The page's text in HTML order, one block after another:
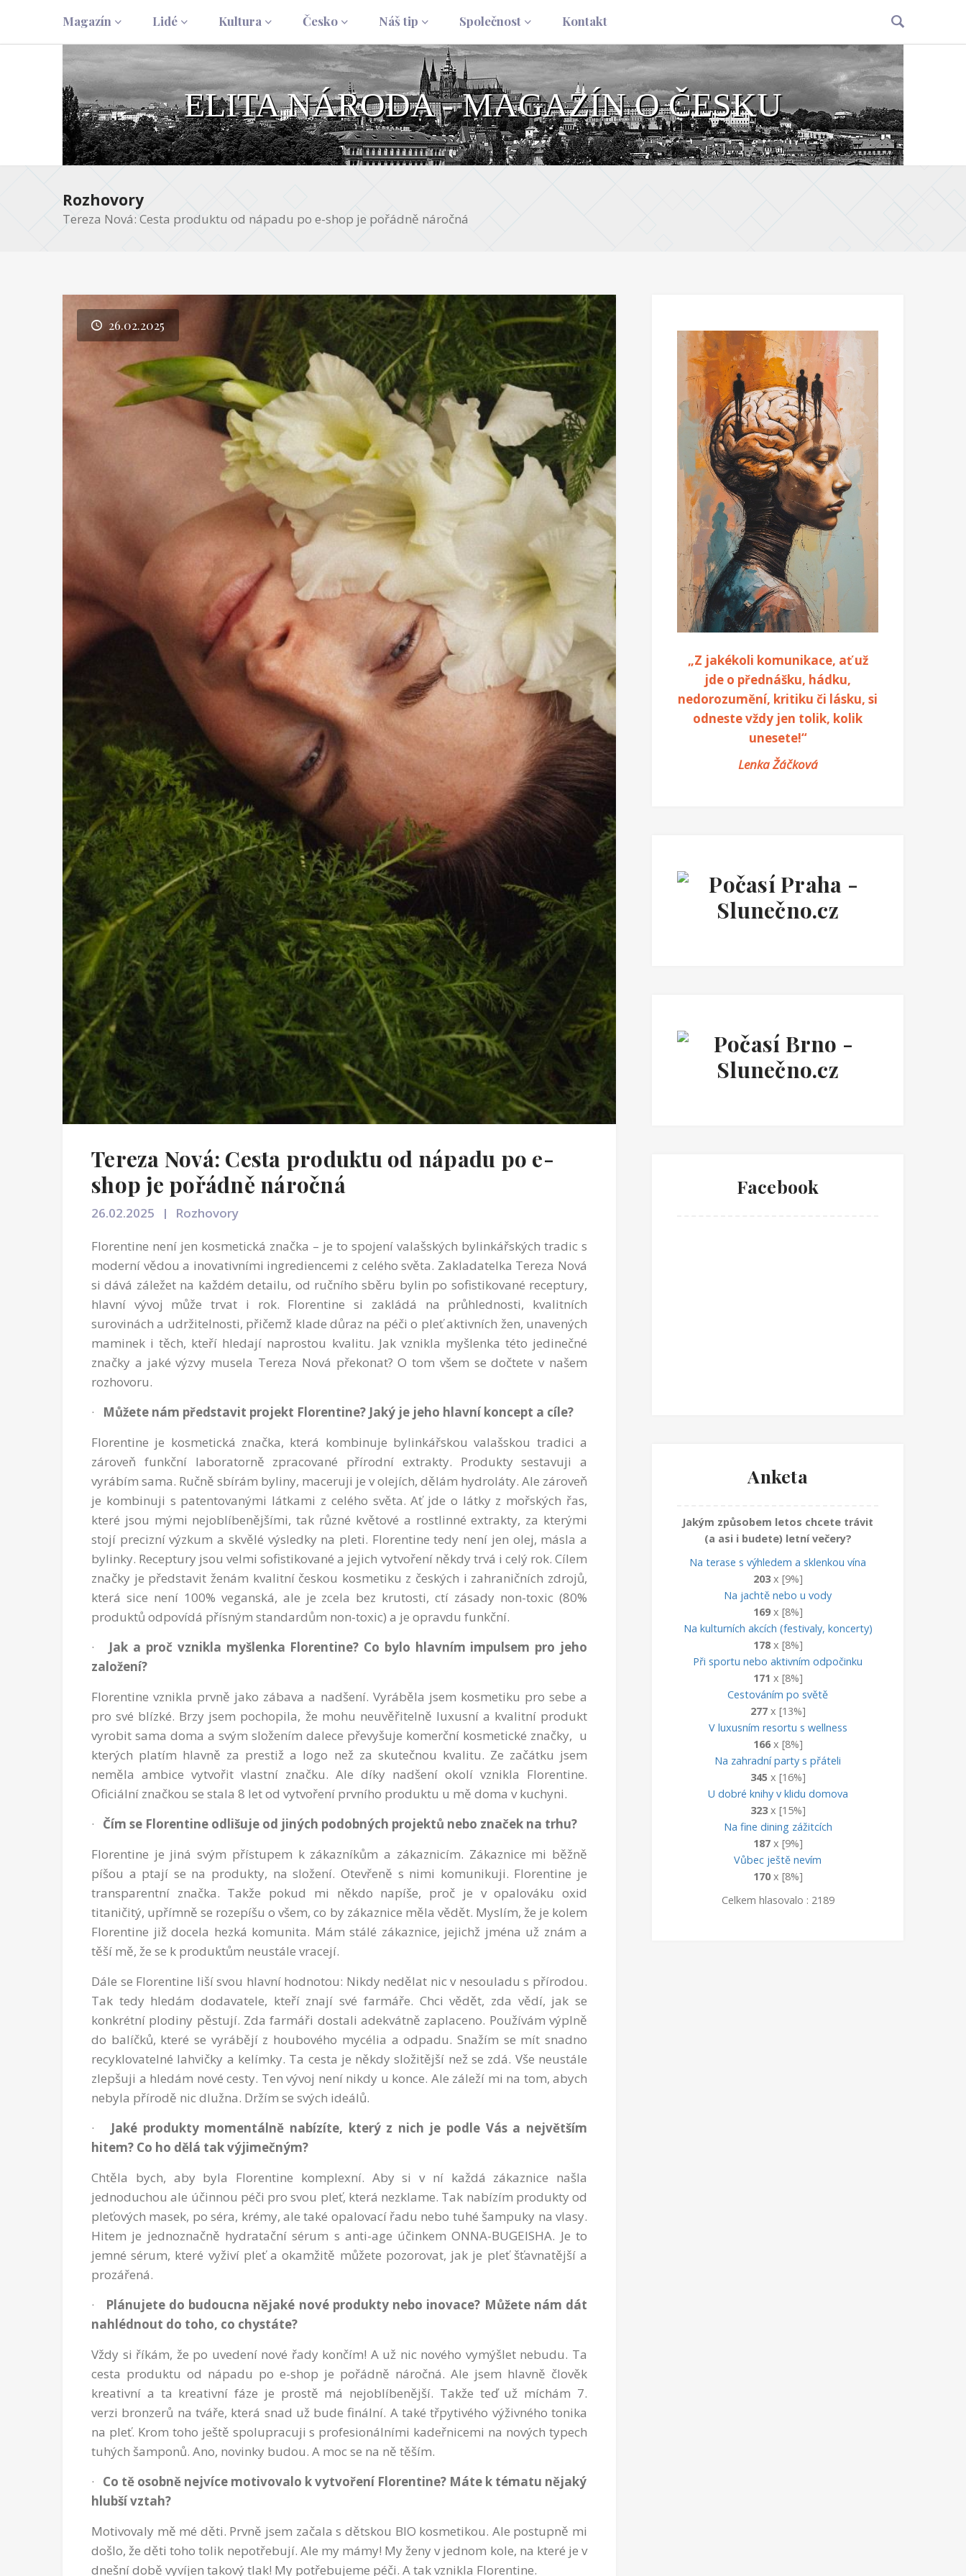
Magazín Lidé Kultura Česko Náš tip Společnost Kontakt
ELITA NÁRODA - MAGAZÍN O ČESKU
Rozhovory
Tereza Nová: Cesta produktu od nápadu po e-shop je pořádně náročná
26.02.2025
Tereza Nová: Cesta produktu od nápadu po e-
shop je pořádně náročná
26.02.2025
Rozhovory
Florentine není jen kosmetická značka – je to spojení valašských bylinkářských tradic s
moderní vědou a inovativními ingrediencemi z celého světa. Zakladatelka Tereza Nová
si dává záležet na každém detailu, od ručního sběru bylin po sofistikované receptury,
hlavní vývoj může trvat i rok. Florentine si zakládá na průhlednosti, kvalitních
surovinách a udržitelnosti, přičemž klade důraz na péči o pleť aktivních žen, unavených
maminek i těch, kteří hledají naprostou kvalitu. Jak vznikla myšlenka této jedinečné
značky a jaké výzvy musela Tereza Nová překonat? O tom všem se dočtete v našem
rozhovoru.
· Můžete nám představit projekt Florentine? Jaký je jeho hlavní koncept a cíle?
Florentine je kosmetická značka, která kombinuje bylinkářskou valašskou tradici a
zároveň funkční laboratorně zpracované přírodní extrakty. Produkty sestavuji a
vyrábím sama. Ručně sbírám byliny, maceruji je v olejích, dělám hydroláty. Ale zároveň
je kombinuji s patentovanými látkami z celého světa. Ať jde o látky z mořských řas,
které jsou mými nejoblíbenějšími, tak různé květové a rostlinné extrakty, za kterými
stojí precizní výzkum a skvělé výsledky na pleti. Florentine tedy není jen olej, másla a
bylinky. Receptury jsou velmi sofistikované a jejich vytvoření někdy trvá i celý rok. Cílem
značky je představit ženám kvalitní českou kosmetiku z českých i zahraničních zdrojů,
která sice není 100% veganská, ale je zcela bez krutosti, ctí zásady non-toxic (80%
produktů odpovídá přísným standardům non-toxic) a je opravdu funkční.
· Jak a proč vznikla myšlenka Florentine? Co bylo hlavním impulsem pro jeho
založení?
Florentine vznikla prvně jako zábava a nadšení. Vyráběla jsem kosmetiku pro sebe a
pro své blízké. Brzy jsem pochopila, že mohu neuvěřitelně luxusní a kvalitní produkt
vyrobit sama doma a svým složením dalece převyšuje komerční kosmetické značky, u
kterých platím hlavně za prestiž a logo než za skutečnou kvalitu. Ze začátku jsem
neměla ambice vytvořit vlastní značku. Ale díky nadšení okolí vznikla Florentine.
Oficiální značkou se stala 8 let od vytvoření prvního produktu u mě doma v kuchyni.
· Čím se Florentine odlišuje od jiných podobných projektů nebo značek na trhu?
Florentine je jiná svým přístupem k zákazníkům a zákaznicím. Zákaznice mi běžně
píšou a ptají se na produkty, na složení. Otevřeně s nimi komunikuji. Florentine je
transparentní značka. Takže pokud mi někdo napíše, proč je v opalováku oxid
titaničitý, upřímně se rozepíšu o všem, co by zákaznice měla vědět. Myslím, že je kolem
Florentine již docela hezká komunita. Mám stálé zákaznice, jejichž jména už znám a
těší mě, že se k produktům neustále vracejí.
Dále se Florentine liší svou hlavní hodnotou: Nikdy nedělat nic v nesouladu s přírodou.
Tak tedy hledám dodavatele, kteří znají své farmáře. Chci vědět, zda vědí, jak se
konkrétní plodiny pěstují. Zda farmáři dostali adekvátně zaplaceno. Používám výplně
do balíčků, které se vyrábějí z houbového mycélia a odpadu. Snažím se mít snadno
recyklovatelné lahvičky a kelímky. Ta cesta je někdy složitější než se zdá. Vše neustále
zlepšuji a hledám nové cesty. Ten vývoj není nikdy u konce. Ale záleží mi na tom, abych
nebyla přírodě nic dlužna. Držím se svých ideálů.
· Jaké produkty momentálně nabízíte, který z nich je podle Vás a největším
hitem? Co ho dělá tak výjimečným?
Chtěla bych, aby byla Florentine komplexní. Aby si v ní každá zákaznice našla
jednoduchou ale účinnou péči pro svou pleť, která nezklame. Tak nabízím produkty od
pleťových masek, po séra, krémy, ale také opalovací řadu nebo tuhé šampuky na vlasy.
Hitem je jednoznačně hydratační sérum s anti-age účinkem ONNA-BUGEISHA. Je to
jemné sérum, které vyživí pleť a okamžitě můžete pozorovat, jak je pleť šťavnatější a
prozářená.
· Plánujete do budoucna nějaké nové produkty nebo inovace? Můžete nám dát
nahlédnout do toho, co chystáte?
Vždy si říkám, že po uvedení nové řady končím! A už nic nového vymýšlet nebudu. Ta
cesta produktu od nápadu po e-shop je pořádně náročná. Ale jsem hlavně člověk
kreativní a ta kreativní fáze je prostě má nejoblíbenější. Takže teď už míchám 7.
verzi bronzerů na tváře, která snad už bude finální. A také třpytivého výživného tonika
na pleť. Krom toho ještě spolupracuji s profesionálními kadeřnicemi na nových typech
tuhých šamponů. Ano, novinky budou. A moc se na ně těším.
· Co tě osobně nejvíce motivovalo k vytvoření Florentine? Máte k tématu nějaký
hlubší vztah?
Motivovaly mě mé děti. Prvně jsem začala s dětskou BIO kosmetikou. Ale postupně mi
došlo, že děti toho tolik nepotřebují. Ale my mámy! My ženy v jednom kole, na které je v
dnešní době vyvíjen takový tlak! My potřebujeme péči. A tak vznikla Florentine.
„Z jakékoli komunikace, ať už
jde o přednášku, hádku,
nedorozumění, kritiku či lásku, si
odneste vždy jen tolik, kolik
unesete!“
Lenka Žáčková
Facebook
Anketa
Jakým způsobem letos chcete trávit
(a asi i budete) letní večery?
Na terase s výhledem a sklenkou vína
203x [9%]
Na jachtě nebo u vody
169x [8%]
Na kulturních akcích (festivaly, koncerty)
178x [8%]
Při sportu nebo aktivním odpočinku
171 x [8%]
Cestováním po světě
277x [13%]
V luxusním resortu s wellness
166x [8%]
Na zahradní party s přáteli
345 x [16%]
U dobré knihy v klidu domova
323x [15%]
Na fine dining zážitcích
187x [9%]
Vůbec ještě nevím
170x [8%]
Celkem hlasovalo : 2189